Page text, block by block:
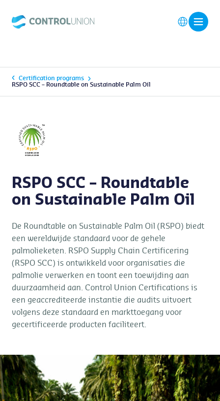
Certification programs
RSPO SCC – Roundtable on Sustainable Palm Oil
RSPO SCC – Roundtable
on Sustainable Palm Oil
De Roundtable on Sustainable Palm Oil (RSPO) biedt
een wereldwijde standaard voor de gehele
palmolieketen. RSPO Supply Chain Certificering
(RSPO SCC) is ontwikkeld voor organisaties die
palmolie verwerken en toont een toewijding aan
duurzaamheid aan. Control Union Certifications is
een geaccrediteerde instantie die audits uitvoert
volgens deze standaard en markttoegang voor
gecertificeerde producten faciliteert.